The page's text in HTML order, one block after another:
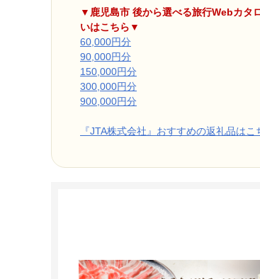
▼鹿児島市 後から選べる旅行Webカ
いはこちら▼
60,000円分
90,000円分
150,000円分
300,000円分
900,000円分
『JTA株式会社』おすすめの返礼品はこ